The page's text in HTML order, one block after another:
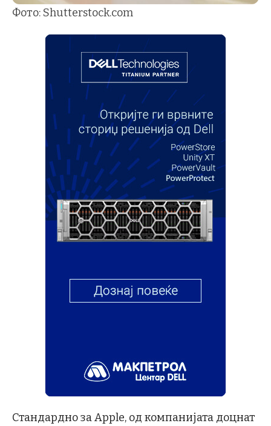
Фото: Shutterstock.com
Стандардно за Apple, од компанијата доцнат